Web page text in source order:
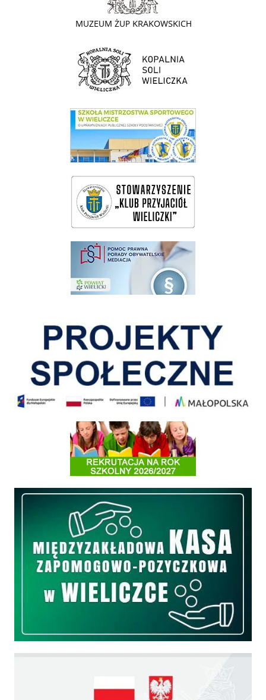
link do strony Kopalni Soli Wieliczka
link do SMS Wieliczka
wieliczka-wieliczanie na bis
pomoc prawna wieliczka
Informacja o terminach rekrutacji na rok szkolny 2026/2027
Międzyzakładowa Kasa Zapomogowo - Pożyczkowa